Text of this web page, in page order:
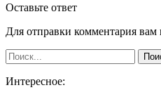
Оставьте ответ
Для отправки комментария вам
Интересное: